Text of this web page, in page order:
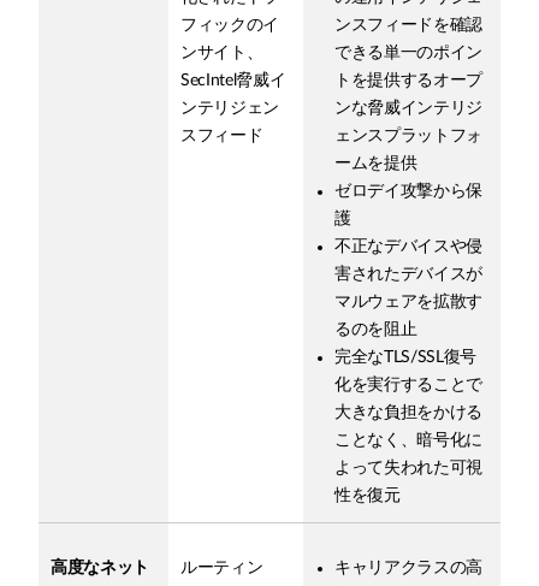
フィックのイ
ンサイト、
SecIntel脅威イ
ンテリジェン
スフィード
ンスフィードを確認
できる単一のポイン
トを提供するオープ
ンな脅威インテリジ
ェンスプラットフォ
ームを提供
ゼロデイ攻撃から保
護
不正なデバイスや侵
害されたデバイスが
マルウェアを拡散す
るのを阻止
完全なTLS/SSL復号
化を実行することで
大きな負担をかける
ことなく、暗号化に
よって失われた可視
性を復元
高度なネット
ルーティン
キャリアクラスの高